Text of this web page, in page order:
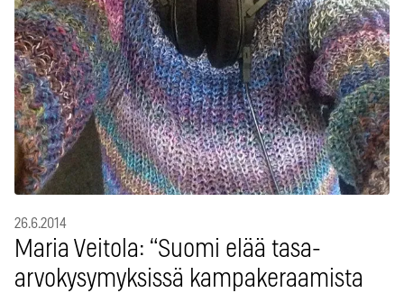
26.6.2014
Maria Veitola: “Suomi elää tasa-
arvokysymyksissä kampakeraamista